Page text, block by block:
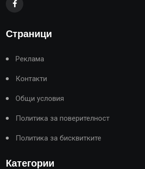
Страници
Реклама
Контакти
Общи условия
Политика за поверителност
Политика за бисквитките
Категории